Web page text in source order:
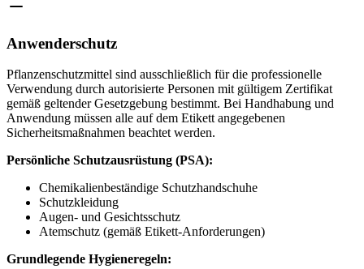
Anwenderschutz
Pflanzenschutzmittel sind ausschließlich für die professionelle
Verwendung durch autorisierte Personen mit gültigem Zertifikat
gemäß geltender Gesetzgebung bestimmt. Bei Handhabung und
Anwendung müssen alle auf dem Etikett angegebenen
Sicherheitsmaßnahmen beachtet werden.
Persönliche Schutzausrüstung (PSA):
Chemikalienbeständige Schutzhandschuhe
Schutzkleidung
Augen- und Gesichtsschutz
Atemschutz (gemäß Etikett-Anforderungen)
Grundlegende Hygieneregeln: